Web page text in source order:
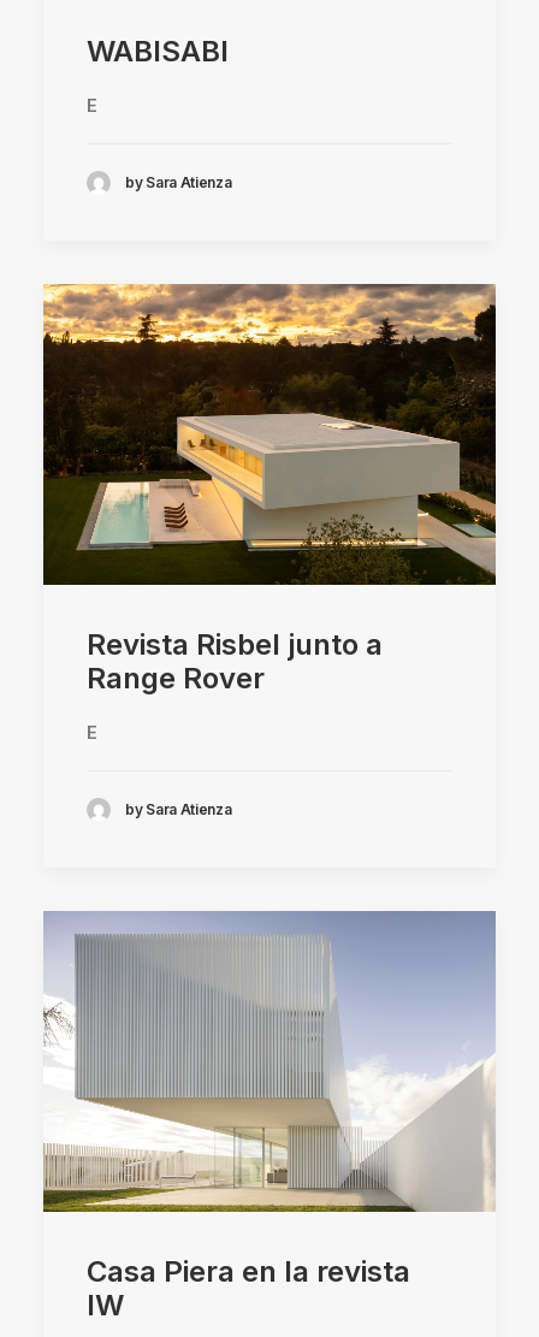
WABISABI
E
by Sara Atienza
Revista Risbel junto a
Range Rover
E
by Sara Atienza
Casa Piera en la revista
IW